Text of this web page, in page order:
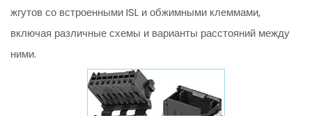
жгутов со встроенными ISL и обжимными клеммами,
включая различные схемы и варианты расстояний между
ними.